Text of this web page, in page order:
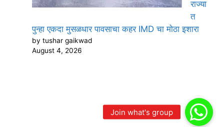
राज्या
त
पुन्हा एकदा मुसळधार पावसाचा कहर IMD चा मोठा इशारा
by tushar gaikwad
August 4, 2026